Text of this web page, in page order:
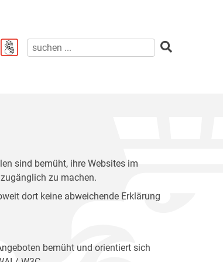
sind bemüht, ihre Websites im
zu machen.
dort keine abweichende Erklärung
bemüht und orientiert sich